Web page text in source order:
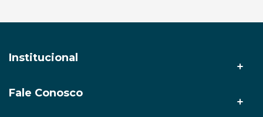
Institucional
A AMZ Tech
Fale Conosco